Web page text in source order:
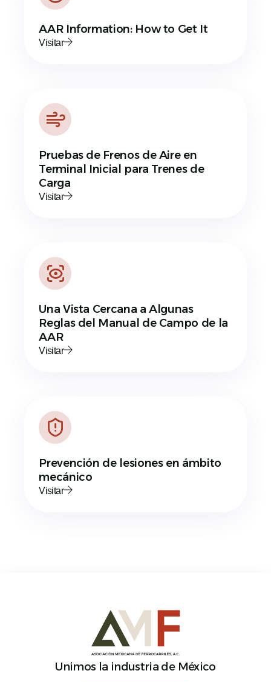
AAR Information: How to Get It
Visitar
Pruebas de Frenos de Aire en
Terminal Inicial para Trenes de
Carga
Visitar
Una Vista Cercana a Algunas
Reglas del Manual de Campo de la
AAR
Visitar
Prevención de lesiones en ámbito
mecánico
Visitar
Unimos la industria de México